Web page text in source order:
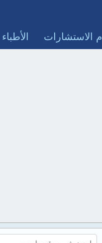
الاستشارات الأطباء